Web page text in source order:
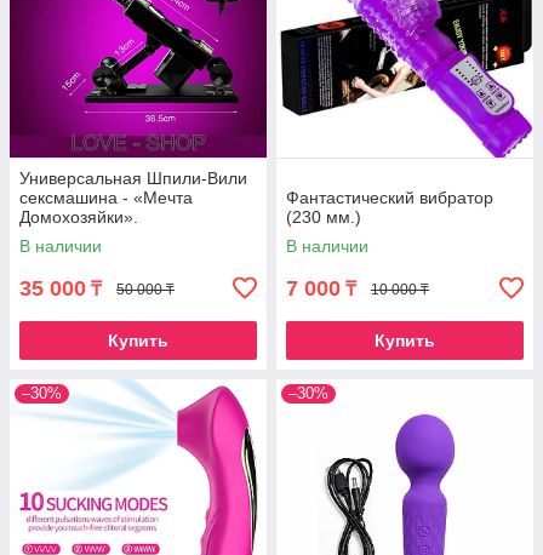
Универсальная Шпили-Вили
сексмашина - «Мечта
Домохозяйки».
В наличии
35 000 ₸ 50 000 ₸
Купить
Фантастический вибратор
(230 мм.)
В наличии
7 000 ₸ 10 000 ₸
Купить
–30% –30%